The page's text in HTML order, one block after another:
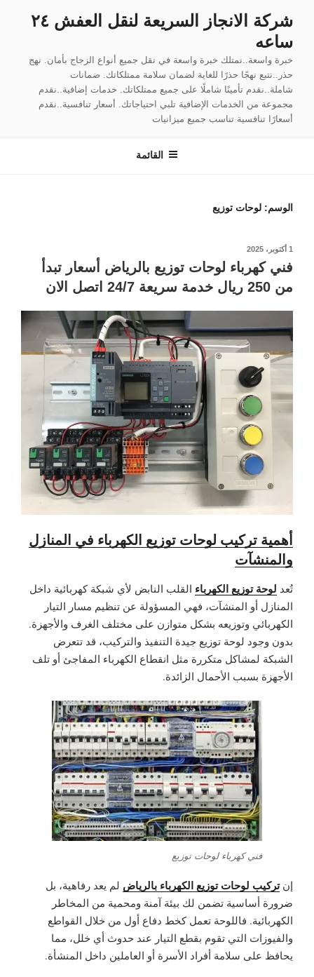
المحتوى
شركة الانجاز السريعة لنقل العفش ٢٤
ساعه
خبرة واسعة..نمتلك خبرة واسعة في نقل جميع أنواع الزجاج بأمان. نهج
حذر..نتبع نهجًا حذرًا للغاية لضمان سلامة ممتلكاتك. ضمانات
شاملة..نقدم تأمينًا شاملًا على جميع ممتلكاتك. خدمات إضافية..نقدم
مجموعة من الخدمات الإضافية تلبي احتياجاتك. أسعار تنافسية..نقدم
أسعارًا تنافسية تناسب جميع ميزانيات
القائمة
الوسم: لوحات توزيع
نُشر
في
1 أكتوبر، 2025
فني كهرباء لوحات توزيع بالرياض أسعار تبدأ
من 250 ريال خدمة سريعة 24/7 اتصل الان
أهمية تركيب لوحات توزيع الكهرباء في المنازل
والمنشآت
تُعد لوحة توزيع الكهرباء القلب النابض لأي شبكة كهربائية داخل
المنازل أو المنشآت، فهي المسؤولة عن تنظيم مسار التيار
الكهربائي وتوزيعه بشكل متوازن على مختلف الغرف والأجهزة.
بدون وجود لوحة توزيع جيدة التنفيذ والتركيب، قد تتعرض
الشبكة لمشاكل متكررة مثل انقطاع الكهرباء المفاجئ أو تلف
الأجهزة بسبب الأحمال الزائدة.
فني كهرباء لوحات توزيع
إنتركيب لوحات توزيع الكهرباء بالرياض لم يعد رفاهية، بل
ضرورة أساسية تضمن لك بيئة آمنة ومحمية من المخاطر
الكهربائية. فاللوحة تعمل كخط دفاع أول من خلال القواطع
والفيوزات التي تقوم بقطع التيار عند حدوث أي خلل، مما
يحافظ على سلامة أفراد الأسرة أو العاملين داخل المنشأة.